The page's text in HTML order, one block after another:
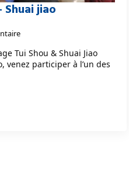
jiao
Tui Shou & Shuai Jiao
venez participer à l’un des